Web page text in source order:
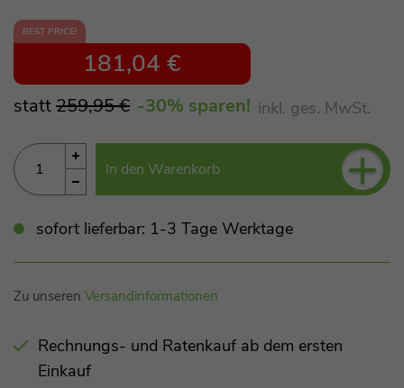
BEST PRICE!
181,04 €
statt259,95 € -30% sparen! inkl. ges. MwSt.
In den Warenkorb +
sofort lieferbar: 1-3 Tage Werktage
Zu unseren Versandinformationen
Rechnungs- und Ratenkauf ab dem ersten
Einkauf